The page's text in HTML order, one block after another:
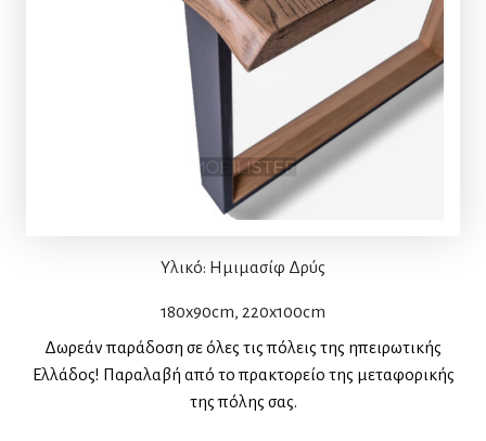
Υλικό: Ημιμασίφ Δρύς
180x90cm, 220x100cm
Δωρεάν παράδοση σε όλες τις πόλεις της ηπειρωτικής
Ελλάδος! Παραλαβή από το πρακτορείο της μεταφορικής
της πόλης σας.